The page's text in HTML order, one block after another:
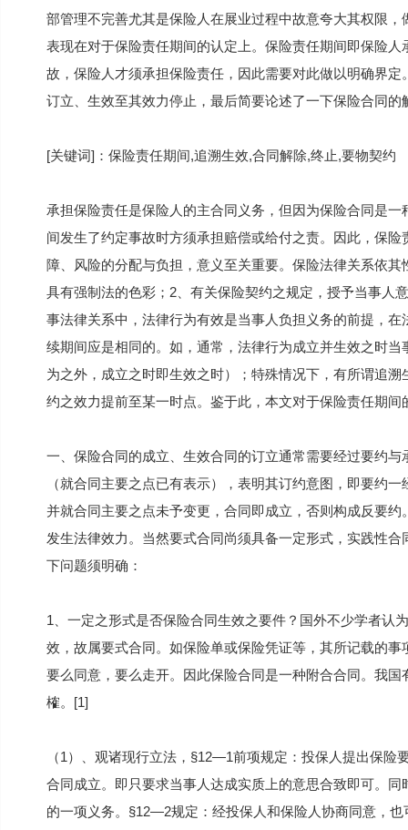
部管理不完善尤其是保险人在展业过程中故意夸大其权限
表现在对于保险责任期间的认定上。保险责任期间即保险
故，保险人才须承担保险责任，因此需要对此做以明确界
订立、生效至其效力停止，最后简要论述了一下保险合同的
[关键词]：保险责任期间,追溯生效,合同解除,终止,要物契约
承担保险责任是保险人的主合同义务，但因为保险合同是
间发生了约定事故时方须承担赔偿或给付之责。因此，保
障、风险的分配与负担，意义至关重要。保险法律关系依
具有强制法的色彩；2、有关保险契约之规定，授予当事人
事法律关系中，法律行为有效是当事人负担义务的前提，
续期间应是相同的。如，通常，法律行为成立并生效之时
为之外，成立之时即生效之时）；特殊情况下，有所谓追
约之效力提前至某一时点。鉴于此，本文对于保险责任期
一、保险合同的成立、生效合同的订立通常需要经过要约
（就合同主要之点已有表示），表明其订约意图，即要约
并就合同主要之点未予变更，合同即成立，否则构成反要
发生法律效力。当然要式合同尚须具备一定形式，实践性
下问题须明确：
1、一定之形式是否保险合同生效之要件？国外不少学者认
效，故属要式合同。如保险单或保险凭证等，其所记载的
要么同意，要么走开。因此保险合同是一种附合合同。我
榷。[1]
（1）、观诸现行立法，§12—1前项规定：投保人提出保
合同成立。即只要求当事人达成实质上的意思合致即可。
的一项义务。§12—2规定：经投保人和保险人协商同意，